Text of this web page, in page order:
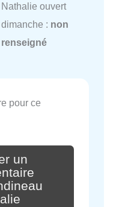
Nathalie ouvert
dimanche : non
renseigné
pour ce
un